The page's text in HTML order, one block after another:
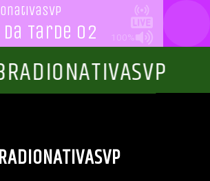
100%
Tarde 02